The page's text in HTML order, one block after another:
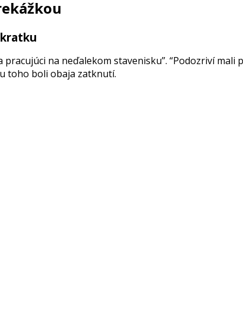
na neďalekom stavenisku”. “Podozriví
toho boli obaja zatknutí.